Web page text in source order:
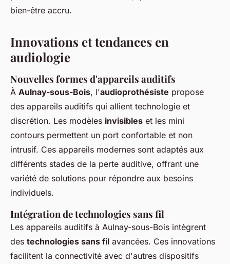
bien-être accru.
Innovations et tendances en
audiologie
Nouvelles formes d'appareils auditifs
À Aulnay-sous-Bois, l'audioprothésiste propose
des appareils auditifs qui allient technologie et
discrétion. Les modèles invisibles et les mini
contours permettent un port confortable et non
intrusif. Ces appareils modernes sont adaptés aux
différents stades de la perte auditive, offrant une
variété de solutions pour répondre aux besoins
individuels.
Intégration de technologies sans fil
Les appareils auditifs à Aulnay-sous-Bois intègrent
des technologies sans fil avancées. Ces innovations
facilitent la connectivité avec d'autres dispositifs